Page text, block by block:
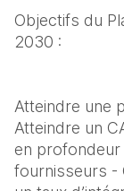
Objectifs du
2030 :
Atteindre une
Atteindre un
en
fournisseurs -